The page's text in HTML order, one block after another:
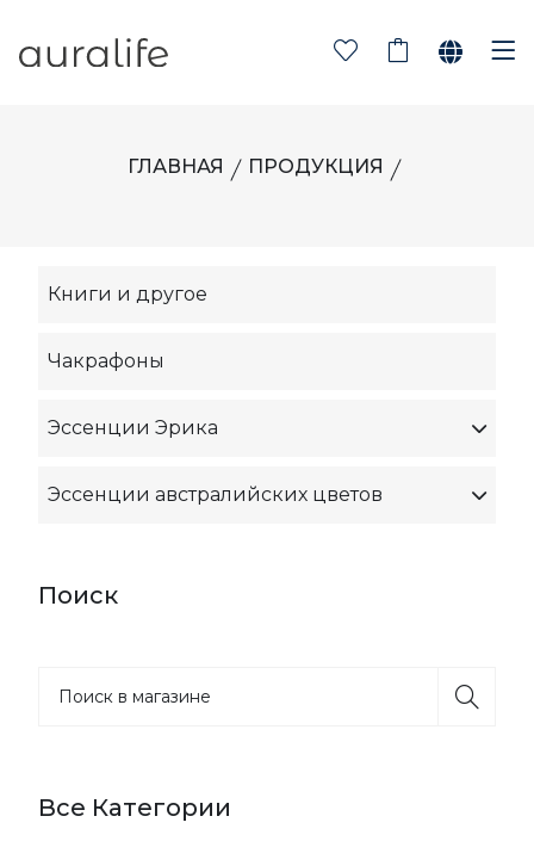
ГЛАВНАЯ ПРОДУКЦИЯ
Книги и другое
Чакрафоны
Эссенции Эрика
Эссенции австралийских цветов
Поиск
Все Категории